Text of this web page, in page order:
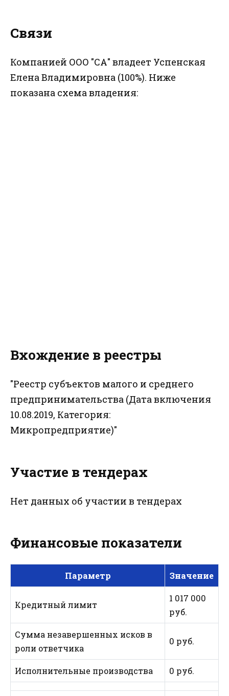
Связи
Компанией ООО "СА" владеет Успенская
Елена Владимировна (100%). Ниже
показана схема владения:
Вхождение в реестры
"Реестр субъектов малого и среднего
предпринимательства (Дата включения
10.08.2019, Категория:
Микропредприятие)"
Участие в тендерах
Нет данных об участии в тендерах
Финансовые показатели
Параметр Значение
Кредитный лимит
1 017 000
руб.
Сумма незавершенных исков в
роли ответчика
0 руб.
Исполнительные производства 0 руб.